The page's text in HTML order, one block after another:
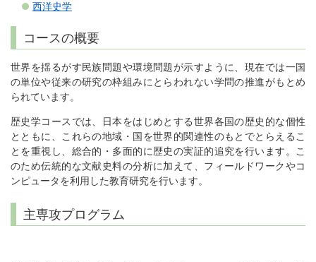
西洋史学
コースの概要
世界を揺るがす民族問題や環境問題が示すように、現在では一国
の単位や従来の研究の枠組みにとらわれない学問の推進がもとめ
られています。
歴史学コースでは、日本をはじめとする世界各国の歴史的な個性
とともに、これらの地域・国を世界的関連性のもとでとらえるこ
とを重視し、総合的・多面的に歴史の実証的追究を行います。こ
のため伝統的な文献史料の分析に加えて、フィールドワークやコ
ンピュータを利用した教育研究を行います。
主専攻プログラム